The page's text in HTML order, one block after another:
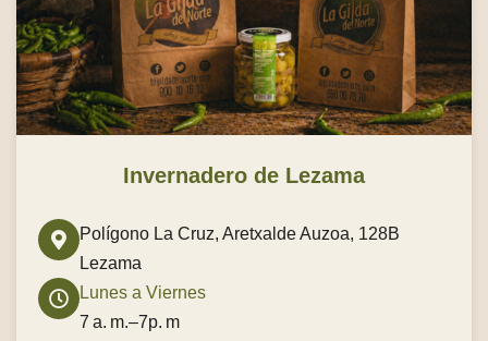
Invernadero de Lezama
Polígono La Cruz, Aretxalde Auzoa, 128B
Lezama
Lunes a Viernes
7 a. m.–7p. m
Ver todas las Gildas